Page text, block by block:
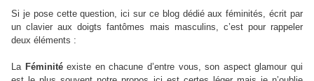
Si je pose cette question, ici sur ce blog dédié aux féminités, écrit par
un clavier aux doigts fantômes mais masculins, c’est pour rappeler
deux éléments :
La Féminitéexiste en chacune d’entre vous, son aspect glamour qui